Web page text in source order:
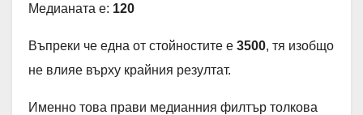
Медианата е: 120
Въпреки че една от стойностите е 3500, тя изобщо
не влияе върху крайния резултат.
Именно това прави медианния филтър толкова